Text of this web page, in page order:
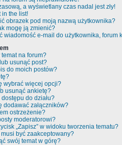
a wyświetlany czas nadal jest zły!
in the list!
obrazek pod moją nazwą użytkownika?
mogę ją zmienić?
wiadomość e-mail do użytkownika,
na forum?
usunąć post?
do moich postów?
wybrać więcej opcji?
usunąć ankietę?
do działu?
dodawać załączników?
ostrzeżenie?
moderatorowi?
„Zapisz” w widoku tworzenia tematu?
być zaakceptowany?
swój temat w górę?